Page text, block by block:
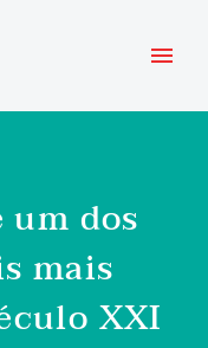
dos
mais
XXI